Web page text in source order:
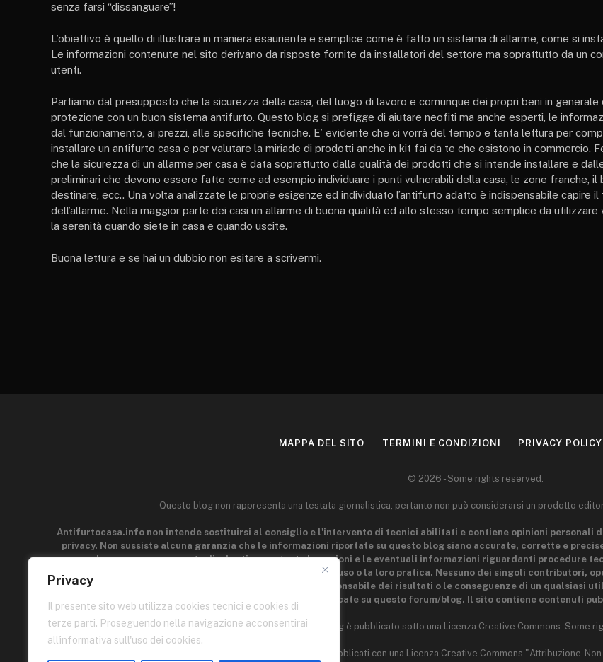
Privacy
Il presente sito web utilizza cookies tecnici e cookies di
terze parti. Proseguendo nella navigazione acconsentirai
all'informativa sull'uso dei cookies.
senza farsi “dissanguare”!
L’obiettivo è quello di illustrare in maniera esauriente e semplice come è fatto un sistema di allarme, come si
Le informazioni contenute nel sito derivano da risposte fornite da installatori del settore ma soprattutto da un
utenti.
Partiamo dal presupposto che la sicurezza della casa, del luogo di lavoro e comunque dei propri beni in generale
protezione con un buon sistema antifurto. Questo blog si prefigge di aiutare neofiti ma anche esperti, le
dal funzionamento, ai prezzi, alle specifiche tecniche. E’ evidente che ci vorrà del tempo e tanta lettura per
installare un antifurto casa e per valutare la miriade di prodotti anche in kit fai da te che esistono in commercio.
che la sicurezza di un allarme per casa è data soprattutto dalla qualità dei prodotti che si intende installare e
preliminari che devono essere fatte come ad esempio individuare i punti vulnerabili della casa, le zone franche, il
destinare, ecc.. Una volta analizzate le proprie esigenze ed individuato l’antifurto adatto è indispensabile capire
dell’allarme. Nella maggior parte dei casi un allarme di buona qualità ed allo stesso tempo semplice da utilizzare
la serenità quando siete in casa e quando uscite.
Buona lettura e se hai un dubbio non esitare a scrivermi.
MAPPA DEL SITO TERMINI E CONDIZIONI PRIVACY POLICY
© 2026 - Some rights reserved.
Questo blog non rappresenta una testata giornalistica, pertanto non può considerarsi un prodotto
Antifurtocasa.info non intende sostituirsi al consiglio e l'intervento di tecnici abilitati e contiene opinioni personali
privacy. Non sussiste alcuna garanzia che le informazioni riportate su questo blog siano accurate, corrette e
generale e a scopo puramente divulgativo, pertanto le nozioni e le eventuali informazioni riguardanti procedure
acquisire la manualità e l'esperienza indispensabili per il loro uso o la loro pratica. Nessuno dei singoli contributori,
parti connesse a Antifurtocasa.info può esser ritenuto responsabile dei risultati o le conseguenze di un qualsiasi
pubblicate su questo forum/blog. Il sito contiene contenuti
Questo blog è pubblicato sotto una Licenza Creative Commons. Some
I contenuti di queste pagine sono di proprietà dell'autore e sono pubblicati con una Licenza Creative Commons "Attribuzione-